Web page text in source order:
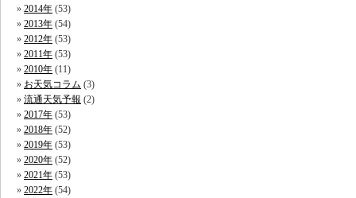
2014年 (53)
2013年 (54)
2012年 (53)
2011年 (53)
2010年 (11)
お天気コラム (3)
流通天気予報 (2)
2017年 (53)
2018年 (52)
2019年 (53)
2020年 (52)
2021年 (53)
2022年 (54)